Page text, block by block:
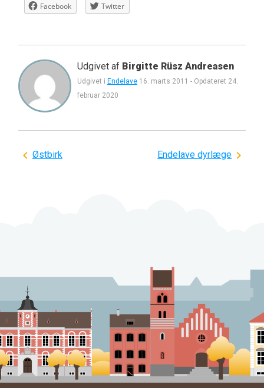
Facebook Twitter
Udgivet af Birgitte Rüsz Andreasen
Udgivet i Endelave 16. marts 2011 - Opdateret 24.
februar 2020
Indlægsnavigation
Østbirk Endelave dyrlæge